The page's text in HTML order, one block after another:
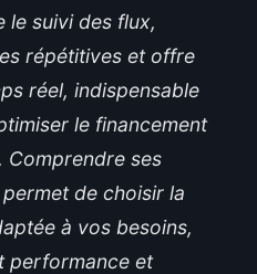
le suivi des flux,
répétitives et offre
réel, indispensable
le financement
ses
de choisir la
à vos besoins,
performance et